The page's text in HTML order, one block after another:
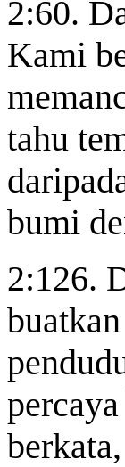
2:60.
Kami
tahu
bumi
2:126.